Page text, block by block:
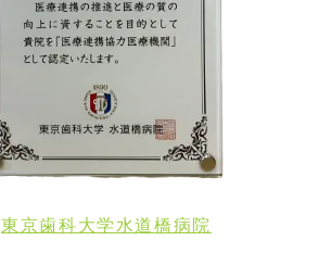
東京歯科大学水道橋病院